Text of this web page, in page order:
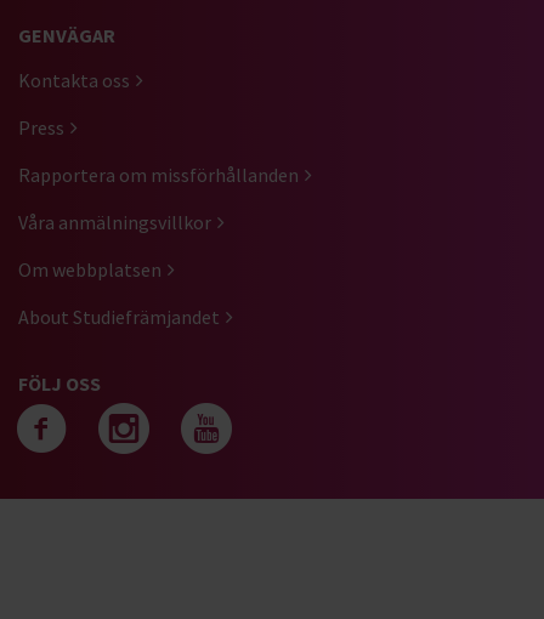
GENVÄGAR
Kontakta oss
Press
Rapportera om missförhållanden
Våra anmälningsvillkor
Om webbplatsen
About Studiefrämjandet
FÖLJ OSS
Följ oss på facebook
Följ oss på
Följ oss på